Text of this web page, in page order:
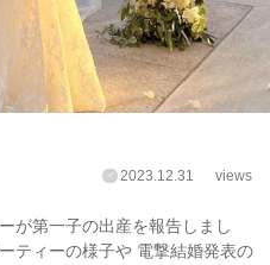
2023.12.31 views
が第一子の出産を報告しまし
ティーの様子や 電撃結婚発表の